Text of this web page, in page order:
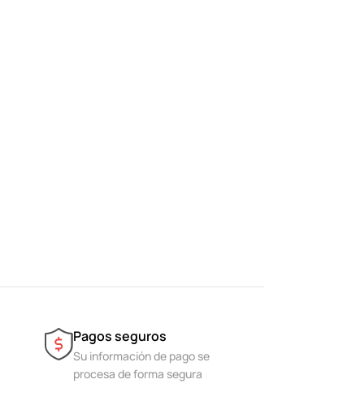
Pagos seguros
Su información de pago se
procesa de forma segura